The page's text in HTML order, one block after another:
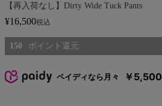
【再入荷なし】Dirty Wide Tuck Pants
¥16,500税込
150
ペイディなら月々 ￥5,500